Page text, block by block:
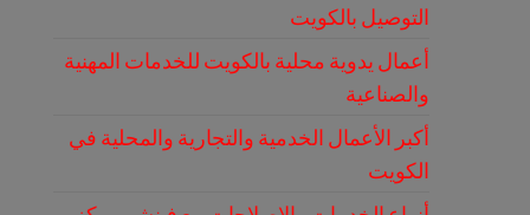
التوصيل بالكويت
أعمال يدوية محلية بالكويت للخدمات المهنية
والصناعية
أكبر الأعمال الخدمية والتجارية والمحلية في
الكويت